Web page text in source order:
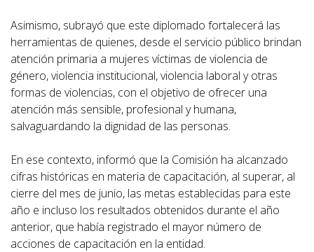
Asimismo, subrayó que este diplomado fortalecerá las
herramientas de quienes, desde el servicio público brindan
atención primaria a mujeres víctimas de violencia de
género, violencia institucional, violencia laboral y otras
formas de violencias, con el objetivo de ofrecer una
atención más sensible, profesional y humana,
salvaguardando la dignidad de las personas.
En ese contexto, informó que la Comisión ha alcanzado
cifras históricas en materia de capacitación, al superar, al
cierre del mes de junio, las metas establecidas para este
año e incluso los resultados obtenidos durante el año
anterior, que había registrado el mayor número de
acciones de capacitación en la entidad.